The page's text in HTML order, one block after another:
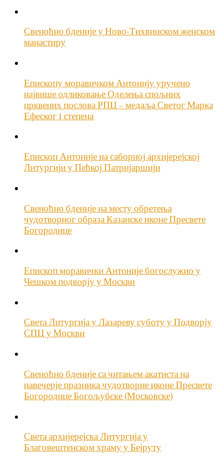
Свеноћно бденије у Ново-Тихвинском женском
манастиру
Епископу моравичком Антонију уручено
највише одликовање Оделења спољних
црквених послова РПЦ – медаља Светог Марка
Ефеског I степена
Епископ Антоније на саборној архијерејској
Литургији у Пећкој Патријаршији
Свеноћно бденије на месту обретења
чудотворног образа Казанске иконе Пресвете
Богородице
Епископ моравички Антоније богослужио у
Чешком подворју у Москви
Света Литургија у Лазареву суботу у Подворју
СПЦ у Москви
Свеноћно бденије са читањем акатиста на
навечерје празника чудотворне иконе Пресвете
Богородице Богољубске (Московске)
Света архијерејска Литургија у
Благовештенском храму у Бејруту